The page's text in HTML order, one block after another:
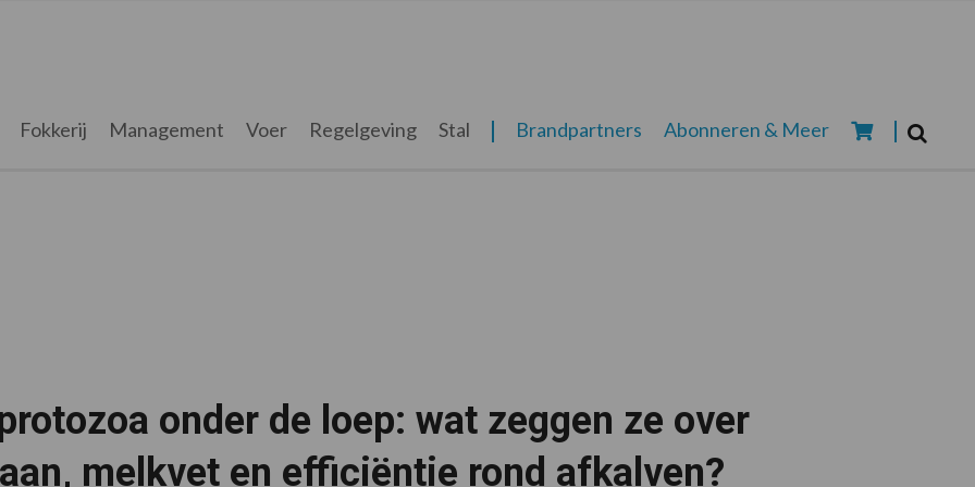
Fokkerij Management Voer Regelgeving Stal Brandpartners Abonneren & Meer
onder de loep: wat zeggen ze over
melkvet en efficiëntie rond afkalven?